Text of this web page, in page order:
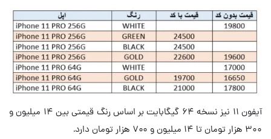
آیفون ۱۱ نیز نسخه ۶۴ گیگابایت بر اساس رنگ قیمتی بین ۱۴ میلیون و
۳۰۰ هزار تومان تا ۱۴ میلیون و ۷۰۰ هزار تومان دارد.